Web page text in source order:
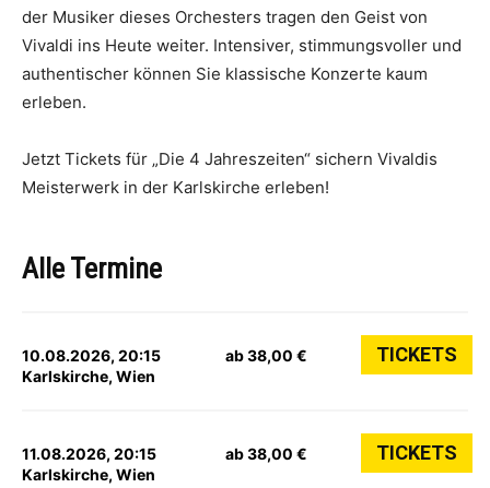
der Musiker dieses Orchesters tragen den Geist von
Vivaldi ins Heute weiter. Intensiver, stimmungsvoller und
authentischer können Sie klassische Konzerte kaum
erleben.
Jetzt Tickets für „Die 4 Jahreszeiten“ sichern Vivaldis
Meisterwerk in der Karlskirche erleben!
Alle Termine
10.08.2026, 20:15
Karlskirche, Wien
ab 38,00 € TICKETS
11.08.2026, 20:15
Karlskirche, Wien
ab 38,00 € TICKETS